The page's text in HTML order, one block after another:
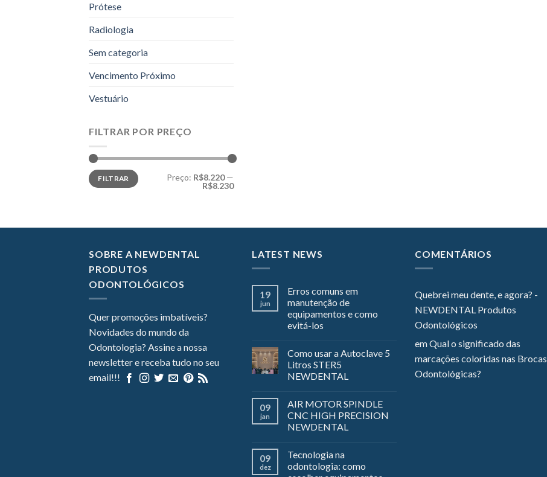
Prótese
Radiologia
Sem categoria
Vencimento Próximo
Vestuário
FILTRAR POR PREÇO
Preço
mínimo
Preço
máximo
FILTRAR Preço: R$8.220—
R$8.230
SOBRE A NEWDENTAL
PRODUTOS
ODONTOLÓGICOS
Quer promoções imbatíveis?
Novidades do mundo da
Odontologia? Assine a nossa
newsletter e receba tudo no seu
email!!!
LATEST NEWS
19
jun
Erros comuns em
manutenção de
equipamentos e como
evitá-los
Como usar a Autoclave 5
Litros STER5
NEWDENTAL
09
jan
AIR MOTOR SPINDLE
CNC HIGH PRECISION
NEWDENTAL
09
dez
Tecnologia na
odontologia: como
COMENTÁRIOS
Quebrei meu dente, e agora? -
NEWDENTAL Produtos
Odontológicos
emQual o significado das
marcações coloridas nas Brocas
Odontológicas?